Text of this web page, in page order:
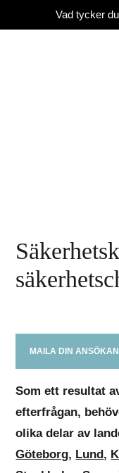
Vad tycker
MAILA DIN ANSÖKAN
Som ett resultat
efterfrågan,
olika delar av
Göteborg, Lund,